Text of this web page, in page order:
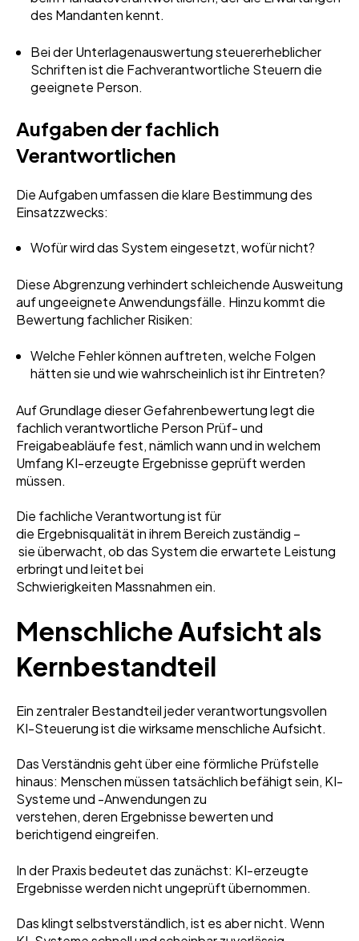
des Mandanten kennt.
Bei der Unterlagenauswertung steuererheblicher
Schriften ist die Fachverantwortliche Steuern die
geeignete Person.
Aufgaben der fachlich
Verantwortlichen
Die Aufgaben umfassen die klare Bestimmung des
Einsatzzwecks:
Wofür wird das System eingesetzt, wofür nicht?
Diese Abgrenzung verhindert schleichende Ausweitung
auf ungeeignete Anwendungsfälle. Hinzu kommt die
Bewertung fachlicher Risiken:
Welche Fehler können auftreten, welche Folgen
hätten sie und wie wahrscheinlich ist ihr Eintreten?
Auf Grundlage dieser Gefahrenbewertung legt die
fachlich verantwortliche Person Prüf- und
Freigabeabläufe fest, nämlich wann und in welchem
Umfang KI-erzeugte Ergebnisse geprüft werden
müssen.
Die fachliche Verantwortung ist für
die Ergebnisqualität in ihrem Bereich zuständig –
sie überwacht, ob das System die erwartete Leistung
erbringt und leitet bei
Schwierigkeiten Massnahmen ein.
Menschliche Aufsicht als
Kernbestandteil
Ein zentraler Bestandteil jeder verantwortungsvollen
KI-Steuerung ist die wirksame menschliche Aufsicht.
Das Verständnis geht über eine förmliche Prüfstelle
hinaus: Menschen müssen tatsächlich befähigt sein, KI-
Systeme und -Anwendungen zu
verstehen, deren Ergebnisse bewerten und
berichtigend eingreifen.
In der Praxis bedeutet das zunächst: KI-erzeugte
Ergebnisse werden nicht ungeprüft übernommen.
Das klingt selbstverständlich, ist es aber nicht. Wenn